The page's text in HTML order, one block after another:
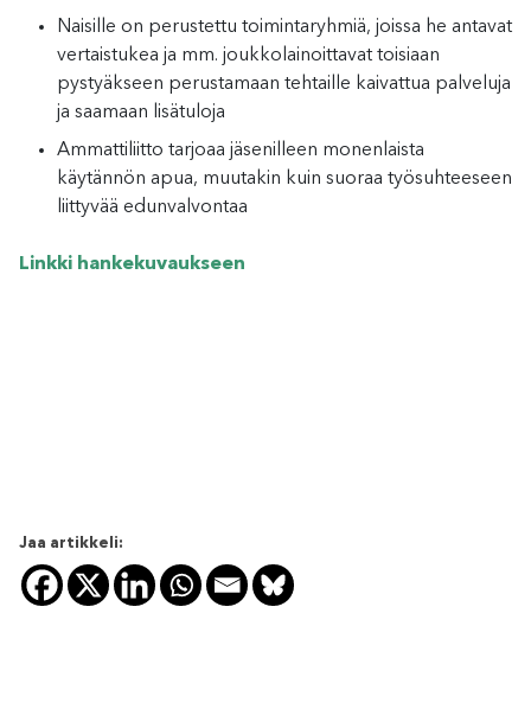
Naisille on perustettu toimintaryhmiä, joissa he antavat
vertaistukea ja mm. joukkolainoittavat toisiaan
pystyäkseen perustamaan tehtaille kaivattua palveluja
ja saamaan lisätuloja
Ammattiliitto tarjoaa jäsenilleen monenlaista
käytännön apua, muutakin kuin suoraa työsuhteeseen
liittyvää edunvalvontaa
Linkki hankekuvaukseen
Jaa artikkeli: